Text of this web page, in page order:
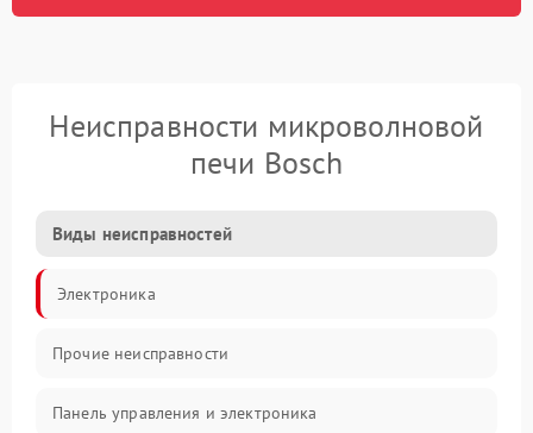
Неисправности микроволновой
печи Bosch
Виды неисправностей
Электроника
Прочие неисправности
Панель управления и электроника